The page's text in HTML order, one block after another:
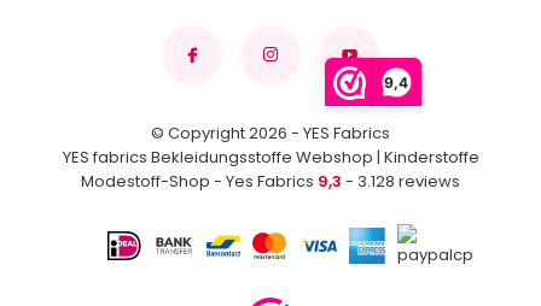
9,4
© Copyright 2026 - YES Fabrics
YES fabrics Bekleidungsstoffe Webshop | Kinderstoffe
Modestoff-Shop - Yes Fabrics 9,3 - 3.128 reviews